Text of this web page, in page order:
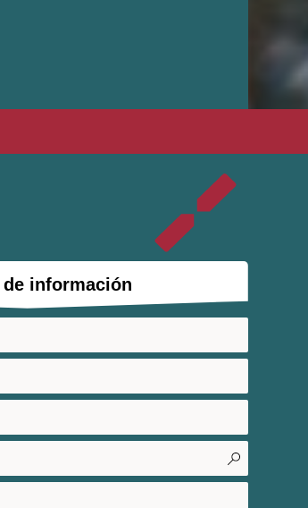
información